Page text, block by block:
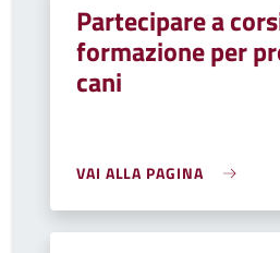
Partecipare a
formazione per
cani
VAI ALLA PAGINA